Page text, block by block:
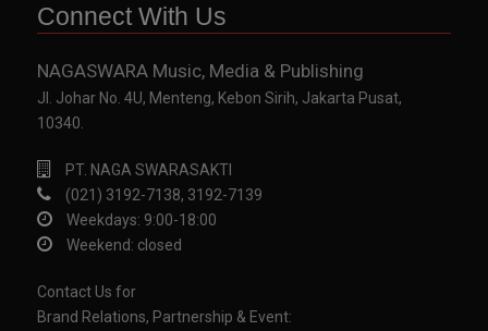
Connect With Us
NAGASWARA Music, Media & Publishing
Jl. Johar No. 4U, Menteng, Kebon Sirih, Jakarta Pusat,
10340.
PT. NAGA SWARASAKTI
(021) 3192-7138, 3192-7139
Weekdays: 9:00-18:00
Weekend: closed
Contact Us for
Brand Relations, Partnership & Event: